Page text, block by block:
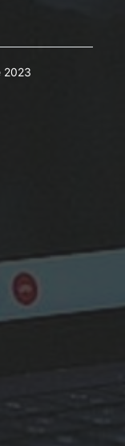
2023